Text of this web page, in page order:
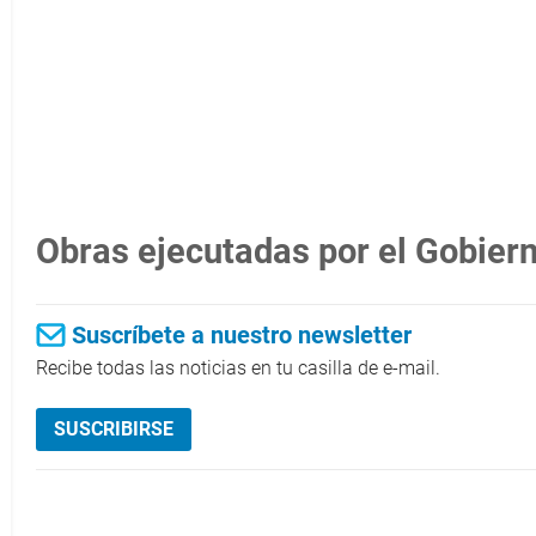
Obras ejecutadas por el
Suscríbete a nuestro newsletter
Recibe todas las noticias en tu casilla de e-mail.
SUSCRIBIRSE